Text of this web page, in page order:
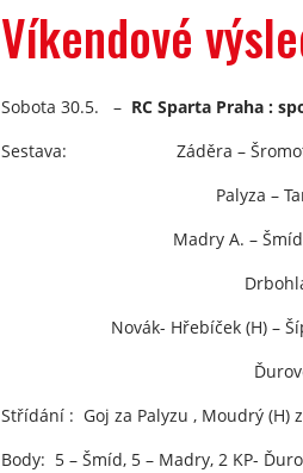
Víkendové
Sobota 30.5. – RC Sparta Praha :
Sestava: Záděra – Šromota
Palyza –
Madry A. – Šmíd R. –
Novák- Hřebíček (H) – Šípek –
Střídání : Goj za Palyzu , Moudrý (H)
Body: 5 – Šmíd, 5 – Madry, 2 KP-